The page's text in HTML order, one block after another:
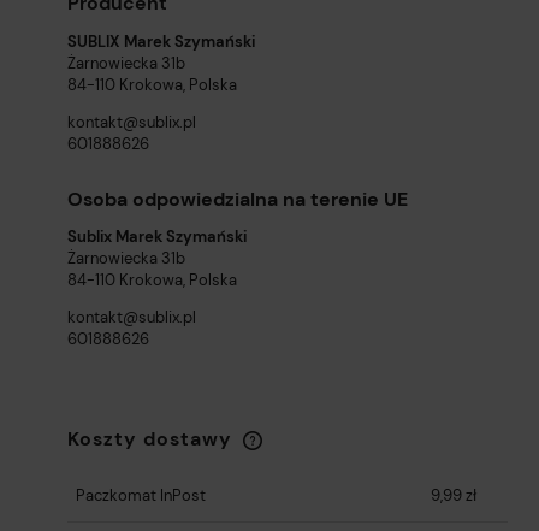
SUBLIX Marek Szymański
Żarnowiecka 31b
84-110 Krokowa, Polska
kontakt@sublix.pl
601888626
Osoba odpowiedzialna na terenie UE
Sublix Marek Szymański
Żarnowiecka 31b
84-110 Krokowa, Polska
kontakt@sublix.pl
601888626
Koszty dostawy
Cena nie zawiera ewentualnych kosztów
Paczkomat InPost
9,99 zł